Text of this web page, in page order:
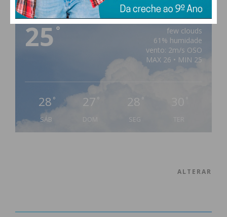
atualizada.
Eu li e concordo com os termos e
condições
PAÇOS DE FERREIRA
25 °
few clouds
61% humidade
vento: 2m/s OSO
MAX 26 • MIN 25
28 °
SÁB
27 °
DOM
28 °
SEG
ALTERAR